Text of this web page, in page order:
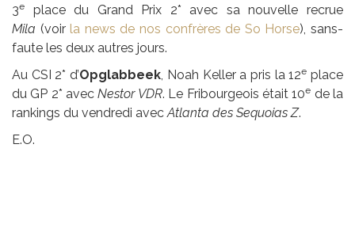
3e
place du Grand Prix 2* avec sa nouvelle recrue
Mila (voir la news de nos confrères de So Horse), sans-
faute les deux autres jours.
Au CSI 2* d’Opglabbeek, Noah Keller a pris la 12e place
du GP 2* avecNestor VDR. Le Fribourgeois était 10e de la
rankings du vendredi avecAtlanta des Sequoias Z.
E.O.